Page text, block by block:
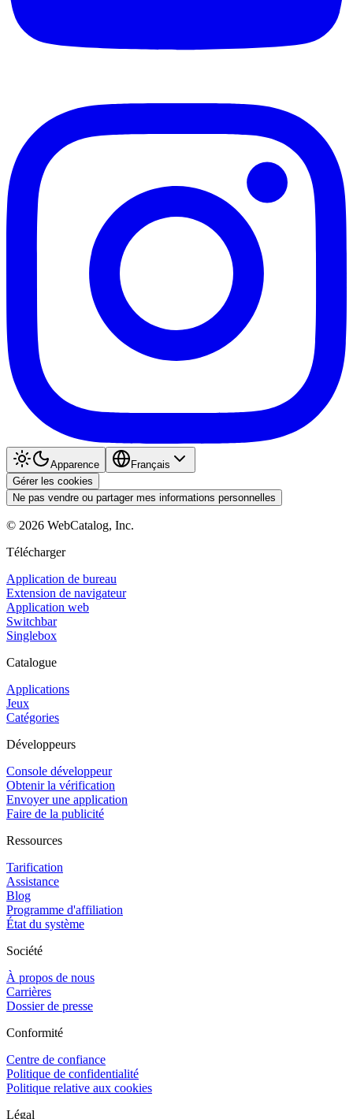
Apparence
Français
Gérer les cookies
Ne pas vendre ou partager mes informations personnelles
© 2026 WebCatalog, Inc.
Télécharger
Application de bureau
Extension de navigateur
Application web
Switchbar
Singlebox
Catalogue
Applications
Jeux
Catégories
Développeurs
Console développeur
Obtenir la vérification
Envoyer une application
Faire de la publicité
Ressources
Tarification
Assistance
Blog
Programme d'affiliation
État du système
Société
À propos de nous
Carrières
Dossier de presse
Conformité
Centre de confiance
Politique de confidentialité
Politique relative aux cookies
Légal